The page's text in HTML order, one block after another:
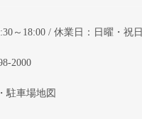
～18:00 / 休業日：日曜・祝日
2000
駐車場地図